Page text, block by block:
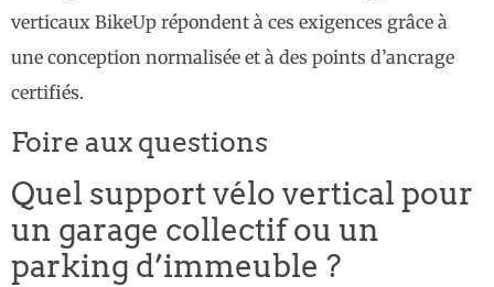
verticaux BikeUp répondent à ces exigences grâce à
une conception normalisée et à des points d’ancrage
certifiés.
Foire aux questions
Quel support vélo vertical pour
un garage collectif ou un
parking d’immeuble ?